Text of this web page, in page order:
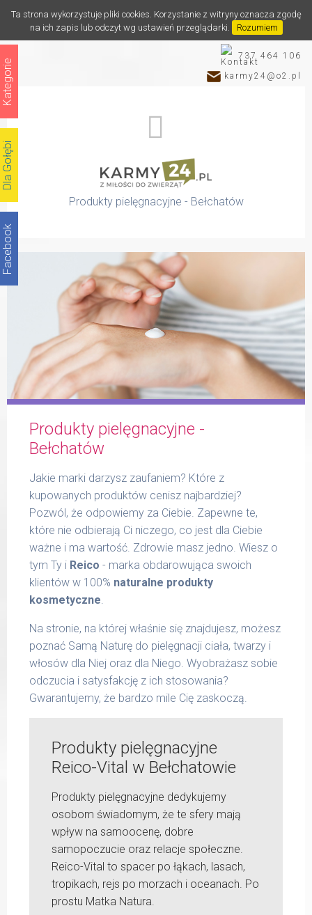
Ta strona wykorzystuje pliki cookies. Korzystanie z witryny oznacza zgodę
na ich zapis lub odczyt wg ustawień przeglądarki.
Rozumiem
737 464 106
karmy24@o2.pl
Produkty pielęgnacyjne - Bełchatów
Katalog
Formularz
Kontakt
Produkty pielęgnacyjne -
Bełchatów
Jakie marki darzysz zaufaniem? Które z
kupowanych produktów cenisz najbardziej?
Pozwól, że odpowiemy za Ciebie. Zapewne te,
które nie odbierają Ci niczego, co jest dla Ciebie
ważne i ma wartość. Zdrowie masz jedno. Wiesz o
tym Ty i Reico - marka obdarowująca swoich
klientów w 100% naturalne produkty
kosmetyczne.
Na stronie, na której właśnie się znajdujesz, możesz
poznać Samą Naturę do pielęgnacji ciała, twarzy i
włosów dla Niej oraz dla Niego. Wyobrażasz sobie
odczucia i satysfakcję z ich stosowania?
Gwarantujemy, że bardzo mile Cię zaskoczą.
Produkty pielęgnacyjne
Reico-Vital w Bełchatowie
Produkty pielęgnacyjne dedykujemy
osobom świadomym, że te sfery mają
wpływ na samoocenę, dobre
samopoczucie oraz relacje społeczne.
Reico-Vital to spacer po łąkach, lasach,
tropikach, rejs po morzach i oceanach. Po
prostu Matka Natura.
Facebook
Dla Gołębi
Kategorie